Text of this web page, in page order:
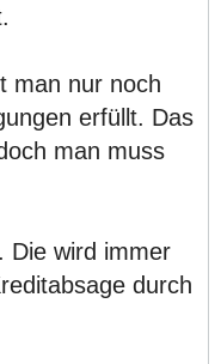
man nur noch
erfüllt. Das
man muss
Die wird immer
durch